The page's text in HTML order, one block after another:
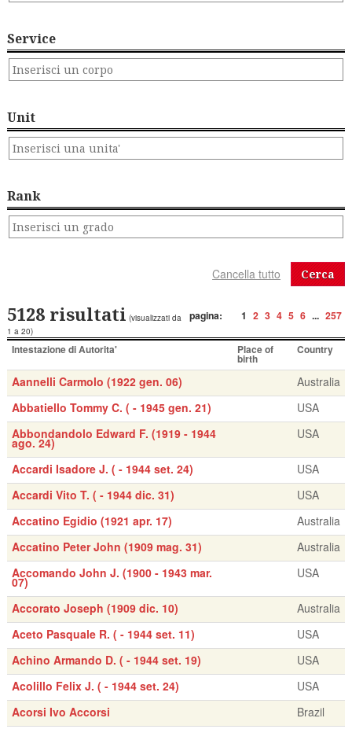
Service
Unit
Rank
Cerca
pagina: 1 2 3 4 5 6 ... 257
5128 risultati (visualizzati da
1 a 20)
Intestazione di Autorita' Place of
birth
Country
Aannelli Carmolo (1922 gen. 06)
Australia
Abbatiello Tommy C. ( - 1945 gen. 21)
USA
Abbondandolo Edward F. (1919 - 1944
ago. 24)
USA
Accardi Isadore J. ( - 1944 set. 24)
USA
Accardi Vito T. ( - 1944 dic. 31)
USA
Accatino Egidio (1921 apr. 17)
Australia
Accatino Peter John (1909 mag. 31)
Australia
Accomando John J. (1900 - 1943 mar.
07)
USA
Accorato Joseph (1909 dic. 10)
Australia
Aceto Pasquale R. ( - 1944 set. 11)
USA
Achino Armando D. ( - 1944 set. 19)
USA
Acolillo Felix J. ( - 1944 set. 24)
USA
Acorsi Ivo Accorsi
Brazil